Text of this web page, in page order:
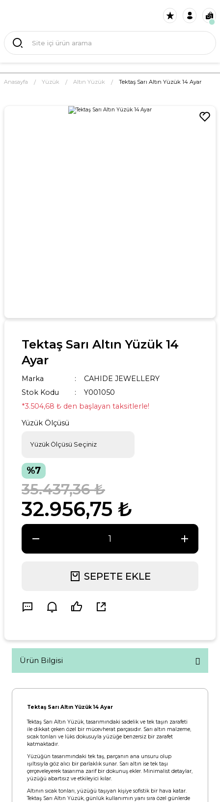
Anasayfa Yüzük Altın Yüzük Tektaş Sarı Altın Yüzük 14 Ayar
Tektaş Sarı Altın Yüzük 14
Ayar
Marka
CAHIDE JEWELLERY
Stok Kodu
Y001050
*3.504,68 ₺ den başlayan taksitlerle!
Yüzük Ölçüsü
%7
32.956,75 ₺
35.437,36 ₺
SEPETE EKLE
Ürün Bilgisi
Tektaş Sarı Altın Yüzük 14 Ayar
Tektaş Sarı Altın Yüzük, tasarımındaki sadelik ve tek taşın zarafeti
ile dikkat çeken özel bir mücevherat parçasıdır. Sarı altın malzeme,
sıcak tonları ve lüks dokusuyla yüzüğe benzersiz bir zarafet
katmaktadır.
Yüzüğün tasarımındaki tek taş, parçanın ana unsuru olup
ışıltısıyla göz alıcı bir parlaklık sunar. Sarı altın ise tek taşı
çerçeveleyerek tasarıma zarif bir dokunuş ekler. Minimalist detaylar,
yüzüğü abartısız ve etkileyici kılar.
Altının sıcak tonları, yüzüğü taşıyan kişiye sofistik bir hava katar.
Tektaş Sarı Altın Yüzük, günlük kullanımın yanı sıra özel günlerde